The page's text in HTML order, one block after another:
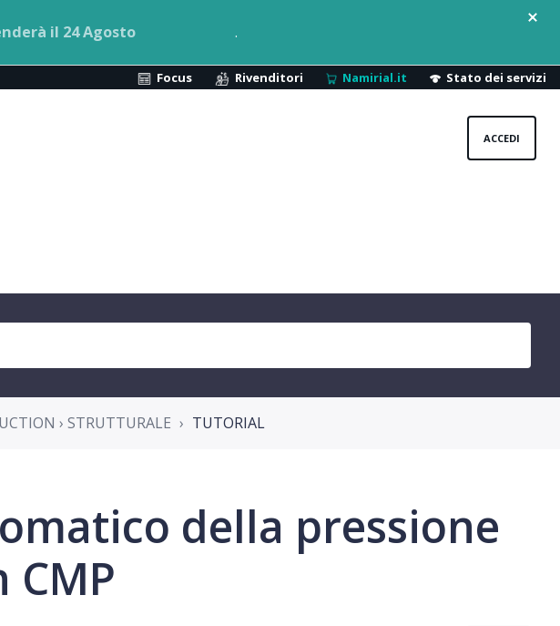
il 24 Agosto .
Focus Rivenditori Namirial.it Stato dei servizi
ACCEDI
› STRUTTURALE TUTORIAL
della pressione